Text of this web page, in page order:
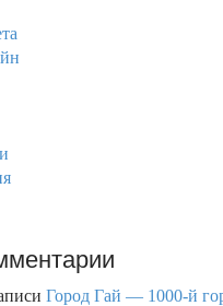
Город Гай — 1000-й